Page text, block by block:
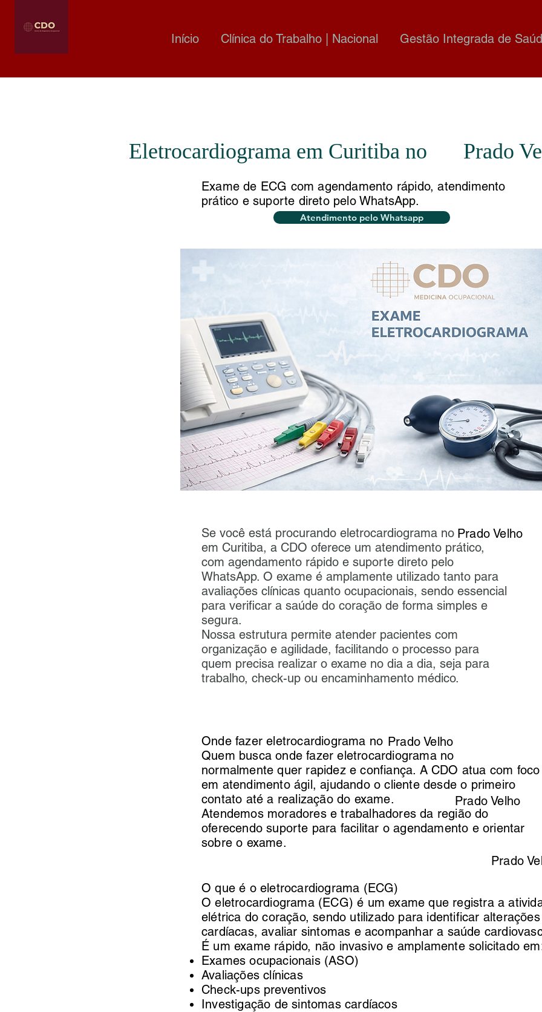
Início Clínica do Trabalho | Nacional Gestão Integrada de
Eletrocardiograma em Curitiba no Prado
Exame de ECG com agendamento rápido, atendimento
prático e suporte direto pelo WhatsApp.
Atendimento pelo Whatsapp
Se você está procurando eletrocardiograma no
em Curitiba, a CDO oferece um atendimento prático,
com agendamento rápido e suporte direto pelo
WhatsApp. O exame é amplamente utilizado tanto para
avaliações clínicas quanto ocupacionais, sendo essencial
para verificar a saúde do coração de forma simples e
segura.
Nossa estrutura permite atender pacientes com
organização e agilidade, facilitando o processo para
quem precisa realizar o exame no dia a dia, seja para
trabalho, check-up ou encaminhamento médico.
Prado Velho
Onde fazer eletrocardiograma no
Quem busca onde fazer eletrocardiograma no
normalmente quer rapidez e confiança. A CDO atua com foco
em atendimento ágil, ajudando o cliente desde o primeiro
contato até a realização do exame.
Atendemos moradores e trabalhadores da região do
oferecendo suporte para facilitar o agendamento e orientar
sobre o exame.
Prado Velho
Prado Velho
Prado
O que é o eletrocardiograma (ECG)
O eletrocardiograma (ECG) é um exame que registra a
elétrica do coração, sendo utilizado para identificar alterações
cardíacas, avaliar sintomas e acompanhar a saúde
É um exame rápido, não invasivo e amplamente solicitado
Exames ocupacionais (ASO)
Avaliações clínicas
Check-ups preventivos
Investigação de sintomas cardíacos